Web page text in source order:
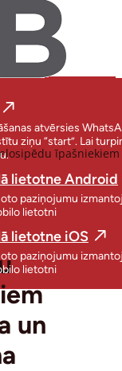
atvērsies
ziņu “start”. Lai
lietotne Android
paziņojumu
lietotni
lietotne iOS
paziņojumu
lietotni
un